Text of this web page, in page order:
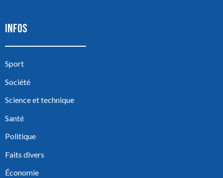
INFOS
Sport
Société
Science et technique
Santé
Politique
Faits divers
Économie